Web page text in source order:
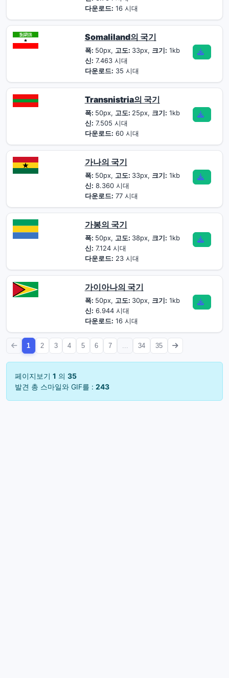
다운로드: 16 시대
Somaliland의 국기
폭: 50px, 고도: 33px, 크기: 1kb
신: 7.463 시대
다운로드: 35 시대
Transnistria의 국기
폭: 50px, 고도: 25px, 크기: 1kb
신: 7.505 시대
다운로드: 60 시대
가나의 국기
폭: 50px, 고도: 33px, 크기: 1kb
신: 8.360 시대
다운로드: 77 시대
가봉의 국기
폭: 50px, 고도: 38px, 크기: 1kb
신: 7.124 시대
다운로드: 23 시대
가이아나의 국기
폭: 50px, 고도: 30px, 크기: 1kb
신: 6.944 시대
다운로드: 16 시대
1 2 3 4 5 6 7 34 35
페이지보기 1 의 35
발견 총 스마일와 GIF를 : 243